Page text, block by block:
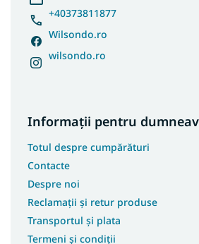
+40373811877
Wilsondo.ro
wilsondo.ro
Informații pentru
Totul despre cumpărături
Contacte
Despre noi
Reclamații și retur produse
Transportul și plata
Termeni și condiții